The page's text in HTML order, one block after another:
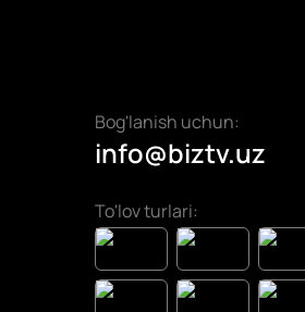
Bog'lanish uchun:
info@biztv.uz
To'lov turlari: